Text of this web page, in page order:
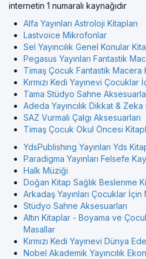
internetin 1 numaralı kaynağıdır
Alfa Yayınları Astroloji Kitapları
Lastvoice Mikrofonlar
Sel Yayıncılık Genel Konular
Pegasus Yayınları Fantastik
Timaş Çocuk Fantastik Macera
Kırmızı Kedi Yayınevi Çocuklar
Tama Stüdyo Sahne
Adeda Yayıncılık Dikkat &
SAZ Vurmali Çalgı Aksesuarları
Timaş Çocuk Okul Öncesi
YdsPublishing Yayınları Yds
Paradigma Yayınları Felsefe
Halk Müziği
Doğan Kitap Sağlık Beslenme
Arkadaş Yayınları Çocuklar İçin
Stüdyo Sahne Aksesuarları
Altın Kitaplar - Boyama ve
Masallar
Kırmızı Kedi Yayınevi Dünya
Nobel Akademik Yayıncılık